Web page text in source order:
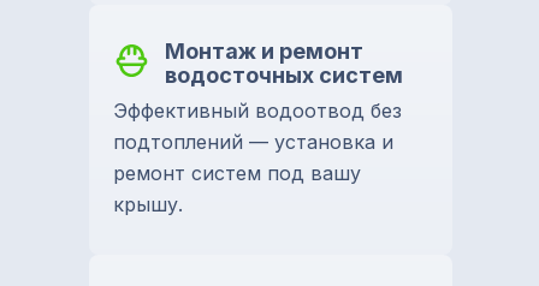
Монтаж и ремонт
водосточных систем
Эффективный водоотвод без
подтоплений — установка и
ремонт систем под вашу
крышу.